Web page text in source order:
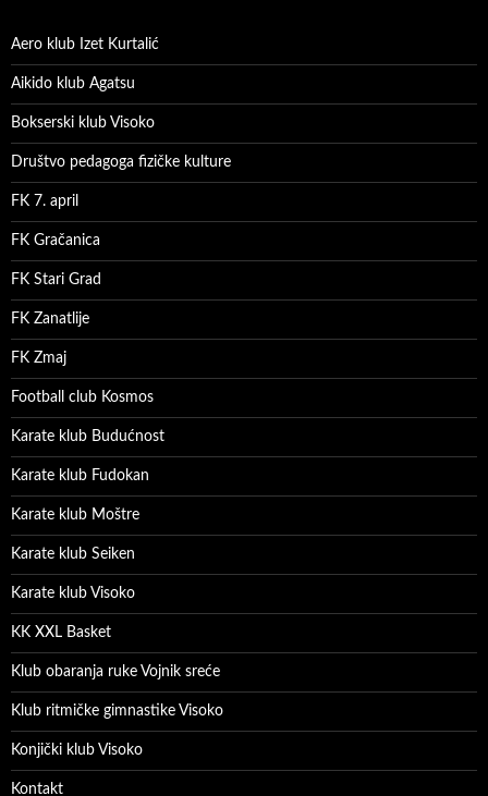
Aero klub Izet Kurtalić
Aikido klub Agatsu
Bokserski klub Visoko
Društvo pedagoga fizičke kulture
FK 7. april
FK Gračanica
FK Stari Grad
FK Zanatlije
FK Zmaj
Football club Kosmos
Karate klub Budućnost
Karate klub Fudokan
Karate klub Moštre
Karate klub Seiken
Karate klub Visoko
KK XXL Basket
Klub obaranja ruke Vojnik sreće
Klub ritmičke gimnastike Visoko
Konjički klub Visoko
Kontakt